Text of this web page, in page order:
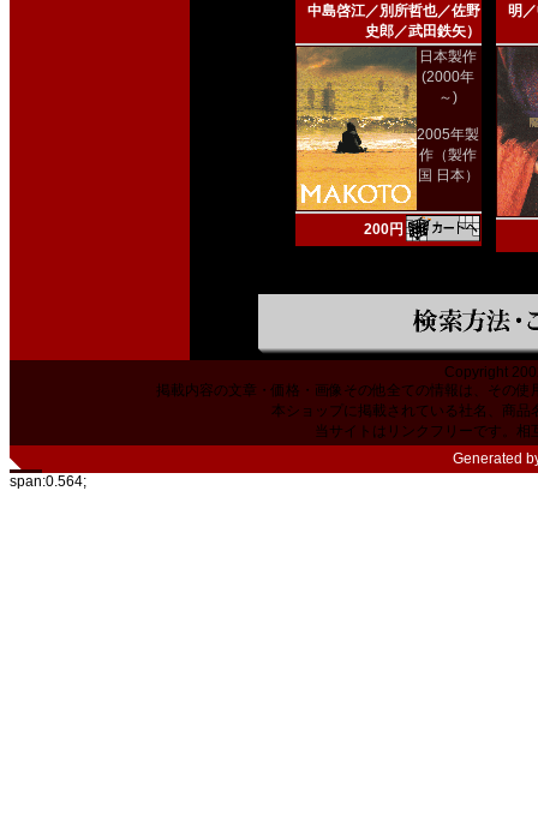
中島啓江／別所哲也／佐野
史郎／武田鉄矢）
日本製作
(2000年
～)
2005年製
作（製作
国 日本）
200円
明
Copyright
掲載内容の文章・価格・画像その他全ての情報は、その
本ショップに掲載されている社名、商
当サイトはリンクフリーです。相
Generated
span:0.564;